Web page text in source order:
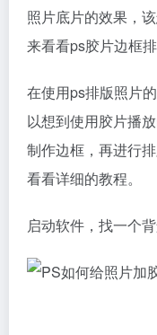
照片底片的效果，
来看看ps胶片边框
在使用ps排版照片
以想到使用胶片播
制作边框，再进行
看看详细的教程。
启动软件，找一个